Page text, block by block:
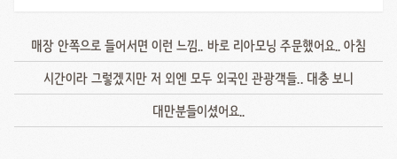
매장 안쪽으로 들어서면 이런 느낌.. 바로 리아모닝 주문했어요.. 아침
시간이라 그렇겠지만 저 외엔 모두 외국인 관광객들.. 대충 보니
대만분들이셨어요..